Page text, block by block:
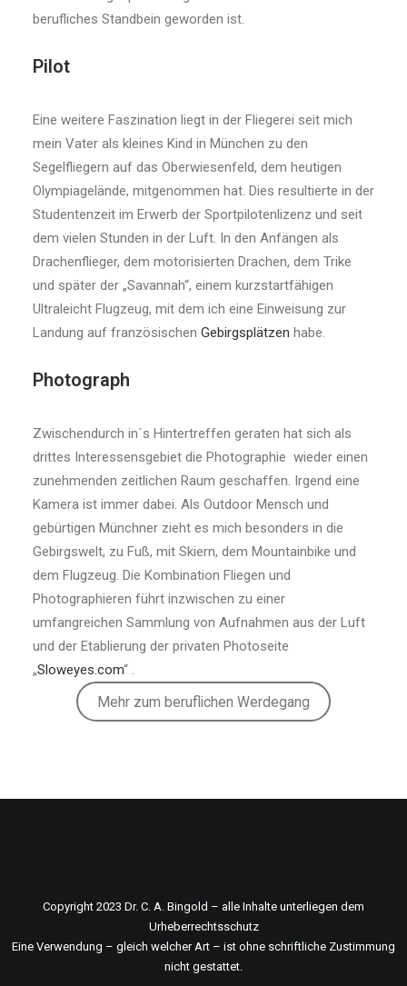
berufliches Standbein geworden ist.
Pilot
Eine weitere Faszination liegt in der Fliegerei seit mich
mein Vater als kleines Kind in München zu den
Segelfliegern auf das Oberwiesenfeld, dem heutigen
Olympiagelände, mitgenommen hat. Dies resultierte in der
Studentenzeit im Erwerb der Sportpilotenlizenz und seit
dem vielen Stunden in der Luft. In den Anfängen als
Drachenflieger, dem motorisierten Drachen, dem Trike
und später der „Savannah“, einem kurzstartfähigen
Ultraleicht Flugzeug, mit dem ich eine Einweisung zur
Landung auf französischen Gebirgsplätzen habe.
Photograph
Zwischendurch in´s Hintertreffen geraten hat sich als
drittes Interessensgebiet die Photographie wieder einen
zunehmenden zeitlichen Raum geschaffen. Irgend eine
Kamera ist immer dabei. Als Outdoor Mensch und
gebürtigen Münchner zieht es mich besonders in die
Gebirgswelt, zu Fuß, mit Skiern, dem Mountainbike und
dem Flugzeug. Die Kombination Fliegen und
Photographieren führt inzwischen zu einer
umfangreichen Sammlung von Aufnahmen aus der Luft
und der Etablierung der privaten Photoseite
„Sloweyes.com“ .
Mehr zum beruflichen Werdegang
Copyright 2023 Dr. C. A. Bingold – alle Inhalte unterliegen dem
Urheberrechtsschutz
Eine Verwendung – gleich welcher Art – ist ohne schriftliche Zustimmung
nicht gestattet.